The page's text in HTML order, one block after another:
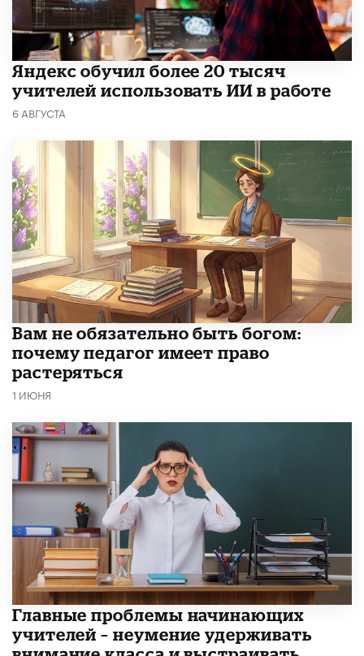
​Яндекс обучил более 20 тысяч
учителей использовать ИИ в работе
6 АВГУСТА
​Вам не обязательно быть богом:
почему педагог имеет право
растеряться
1 ИЮНЯ
Главные проблемы начинающих
учителей – неумение удерживать